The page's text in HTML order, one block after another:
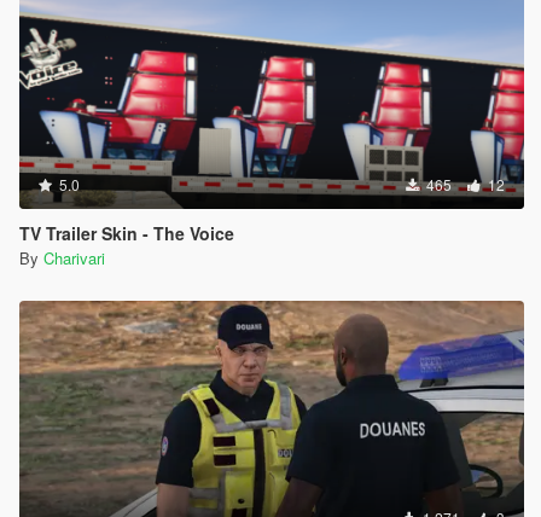
5.0 465 12
TV Trailer Skin - The Voice
By Charivari